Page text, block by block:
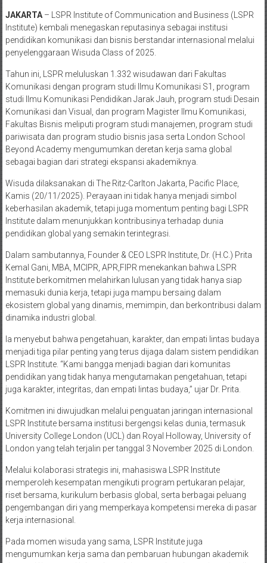
JAKARTA– LSPR Institute of Communication and Business (LSPR
Institute) kembali menegaskan reputasinya sebagai institusi
pendidikan komunikasi dan bisnis berstandar internasional melalui
penyelenggaraan Wisuda Class of 2025.
Tahun ini, LSPR meluluskan 1.332 wisudawan dari Fakultas
Komunikasi dengan program studi Ilmu Komunikasi S1, program
studi Ilmu Komunikasi Pendidikan Jarak Jauh, program studi Desain
Komunikasi dan Visual, dan program Magister Ilmu Komunikasi,
Fakultas Bisnis meliputi program studi manajemen, program studi
pariwisata dan program studio bisnis jasa serta London School
Beyond Academy mengumumkan deretan kerja sama global
sebagai bagian dari strategi ekspansi akademiknya.
Wisuda dilaksanakan di The Ritz-Carlton Jakarta, Pacific Place,
Kamis (20/11/2025). Perayaan ini tidak hanya menjadi simbol
keberhasilan akademik, tetapi juga momentum penting bagi LSPR
Institute dalam menunjukkan kontribusinya terhadap dunia
pendidikan global yang semakin terintegrasi.
Dalam sambutannya, Founder & CEO LSPR Institute, Dr. (H.C.) Prita
Kemal Gani, MBA, MCIPR, APR,FIPR menekankan bahwa LSPR
Institute berkomitmen melahirkan lulusan yang tidak hanya siap
memasuki dunia kerja, tetapi juga mampu bersaing dalam
ekosistem global yang dinamis, memimpin, dan berkontribusi dalam
dinamika industri global.
Ia menyebut bahwa pengetahuan, karakter, dan empati lintas budaya
menjadi tiga pilar penting yang terus dijaga dalam sistem pendidikan
LSPR Institute. “Kami bangga menjadi bagian dari komunitas
pendidikan yang tidak hanya mengutamakan pengetahuan, tetapi
juga karakter, integritas, dan empati lintas budaya,” ujar Dr. Prita.
Komitmen ini diwujudkan melalui penguatan jaringan internasional
LSPR Institute bersama institusi bergengsi kelas dunia, termasuk
University College London (UCL) dan Royal Holloway, University of
London yang telah terjalin per tanggal 3 November 2025 di London.
Melalui kolaborasi strategis ini, mahasiswa LSPR Institute
memperoleh kesempatan mengikuti program pertukaran pelajar,
riset bersama, kurikulum berbasis global, serta berbagai peluang
pengembangan diri yang memperkaya kompetensi mereka di pasar
kerja internasional.
Pada momen wisuda yang sama, LSPR Institute juga
mengumumkan kerja sama dan pembaruan hubungan akademik